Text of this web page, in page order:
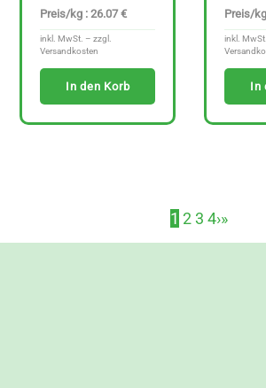
Preis/kg : 26.07 €
inkl. MwSt. – zzgl.
Versandkosten
In den Korb
Preis/
inkl.
In
1 2 3 4›»